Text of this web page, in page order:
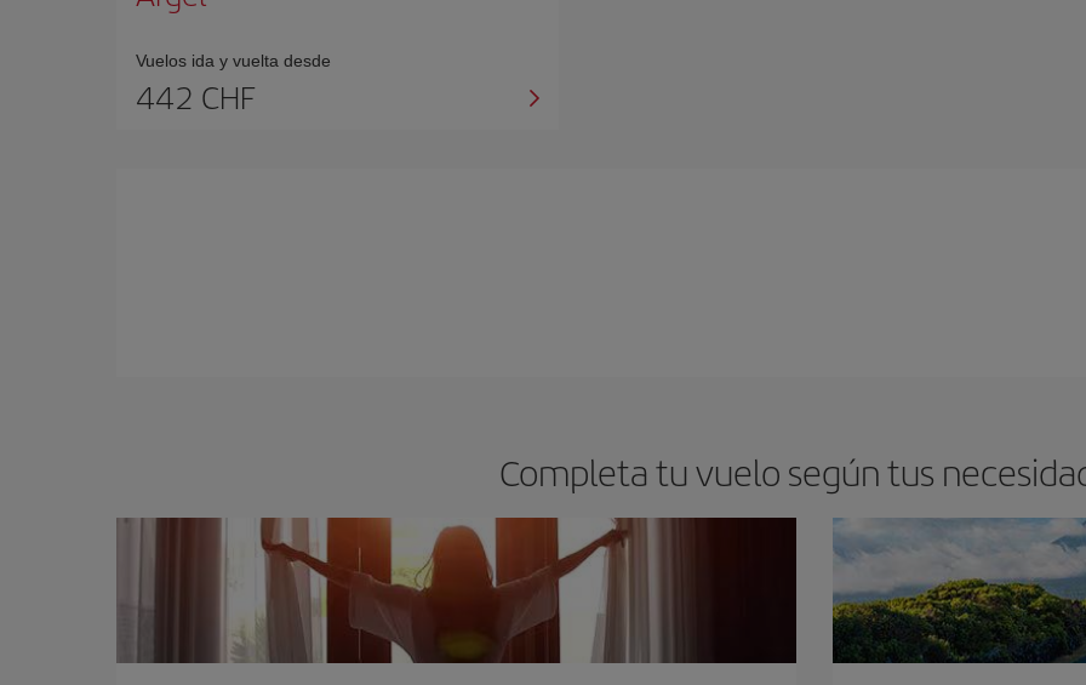
Vuelos ida y vuelta desde
442 CHF
Completa tu vuelo según tus